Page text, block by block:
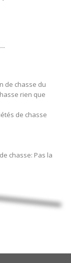
de chasse du
rien que
de chasse
chasse: Pas la